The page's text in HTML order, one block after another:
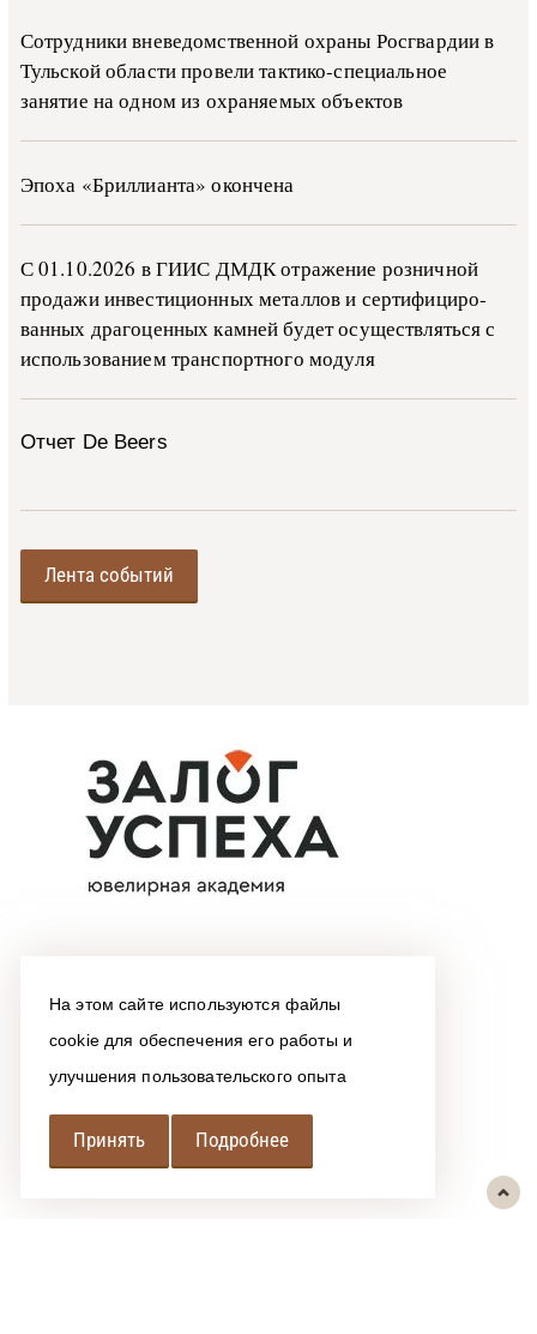
На этом сайте используются файлы
cookie для обеспечения его работы и
улучшения пользовательского опыта
Принять Подробнее
Сотрудники вневедомственной охраны Росгвардии в
Тульской области провели тактико-специальное
занятие на одном из охраняемых объектов
Эпоха «Бриллианта» окончена
С 01.10.2026 в ГИИС ДМДК от­ра­же­ние роз­ни­ч­ной
про­да­жи ин­ве­сти­ци­он­ных ме­тал­лов и сер­ти­фи­ци­ро­
ван­ных дра­го­цен­ных ка­м­ней бу­дет осу­ще­ств­лять­ся с
ис­поль­зо­ва­ни­ем тран­с­пор­т­но­го мо­ду­ля
Отчет De Beers
Лента событий